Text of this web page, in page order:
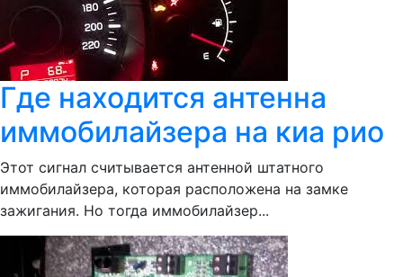
Где находится антенна
иммобилайзера на киа рио
Этот сигнал считывается антенной штатного
иммобилайзера, которая расположена на замке
зажигания. Но тогда иммобилайзер...